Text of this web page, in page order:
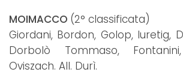
MOIMACCO (2° classificata)
Giordani, Bordon, Golop, Iuretig,
Dorbolò Tommaso,
Oviszach. All. Durì.